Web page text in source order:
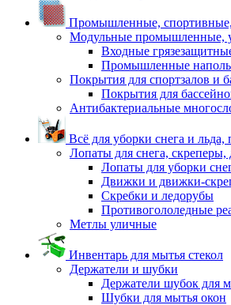
Промышленные,
Модульные промышленные,
Входные
Промышленные
Покрытия для спортзалов и
Покрытия для
Антибактериальные
Всё для уборки снега и
Лопаты для снега,
Лопаты для уборки
Движки и движки-
Скребки и ледорубы
Противогололедные
Метлы уличные
Инвентарь для мытья стекол
Держатели и шубки
Держатели шубок для
Шубки для мытья окон